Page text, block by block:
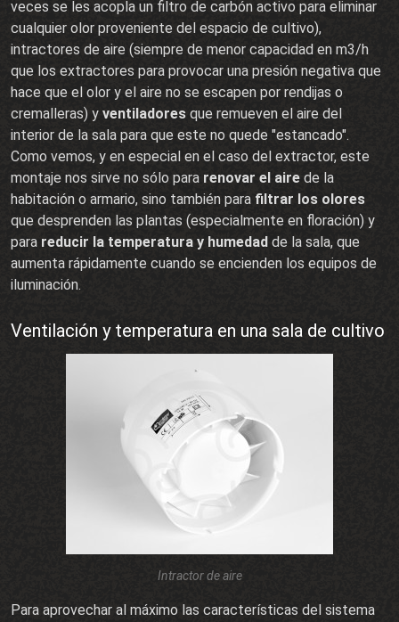
veces se les acopla un filtro de carbón activo para eliminar
cualquier olor proveniente del espacio de cultivo),
intractores de aire (siempre de menor capacidad en m3/h
que los extractores para provocar una presión negativa que
hace que el olor y el aire no se escapen por rendijas o
cremalleras) y ventiladores que remueven el aire del
interior de la sala para que este no quede "estancado".
Como vemos, y en especial en el caso del extractor, este
montaje nos sirve no sólo para renovar el aire de la
habitación o armario, sino también para filtrar los olores
que desprenden las plantas (especialmente en floración) y
para reducir la temperatura y humedad de la sala, que
aumenta rápidamente cuando se encienden los equipos de
iluminación.
Ventilación y temperatura en una sala de cultivo
Intractor de aire
Para aprovechar al máximo las características del sistema